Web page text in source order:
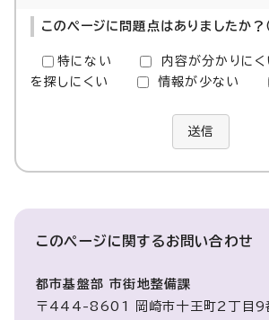
このページに問題点はありましたか？
特にない 内容が分かりにく
を探しにくい
情報が少ない
送信
このページに関するお問い合わせ
都市基盤部 市街地整備課
〒444-8601 岡崎市十王町2丁目9